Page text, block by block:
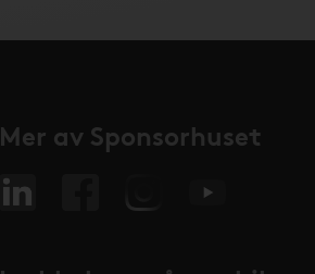
Mer av Sponsorhuset